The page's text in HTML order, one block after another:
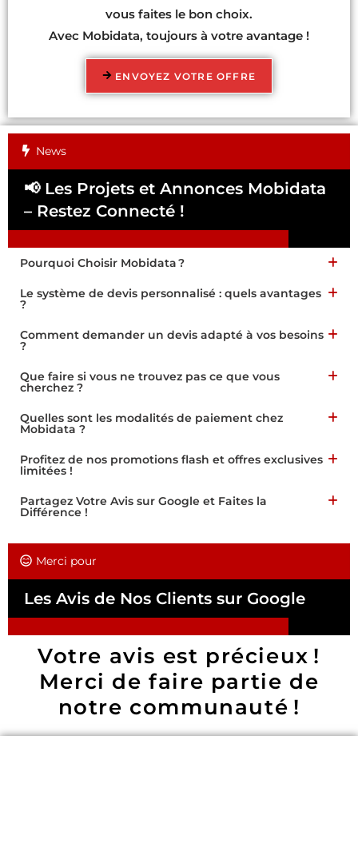
vous faites le bon choix.
Avec Mobidata, toujours à votre avantage !
ENVOYEZ VOTRE OFFRE
News
📢 Les Projets et Annonces Mobidata
– Restez Connecté !
Pourquoi Choisir Mobidata ?
Le système de devis personnalisé : quels avantages
?
Comment demander un devis adapté à vos besoins
?
Que faire si vous ne trouvez pas ce que vous
cherchez ?
Quelles sont les modalités de paiement chez
Mobidata ?
Profitez de nos promotions flash et offres exclusives
limitées !
Partagez Votre Avis sur Google et Faites la
Différence !
Merci pour
Les Avis de Nos Clients sur Google
Votre avis est précieux !
Merci de faire partie de
notre communauté !